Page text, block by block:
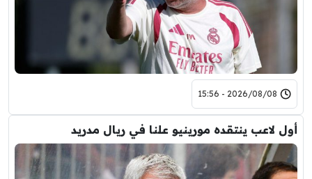
2026/08/08 - 15:56
أول لاعب ينتقده مورينيو علنا في ريال مدريد